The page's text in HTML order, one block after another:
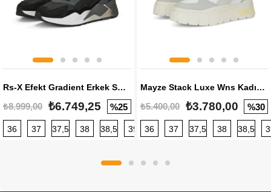
Rs-X Efekt Gradient Erkek Sneaker
₺8.999,00 ₺6.749,25 %25
36 37 37,5 38 38,5 39 40 40,5 41 42 42,5
Mayze Stack Luxe Wns Kadın Sneaker
₺5.400,00 ₺3.780,00 %30
36 37 37,5 38 38,5